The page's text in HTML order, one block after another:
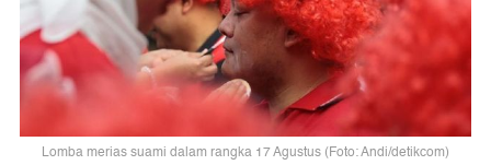
Lomba merias suami dalam rangka 17 Agustus (Foto: Andi/detikcom)